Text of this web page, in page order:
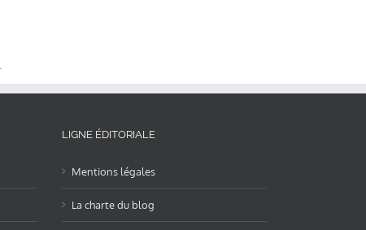
LIGNE ÉDITORIALE
Mentions légales
La charte du blog